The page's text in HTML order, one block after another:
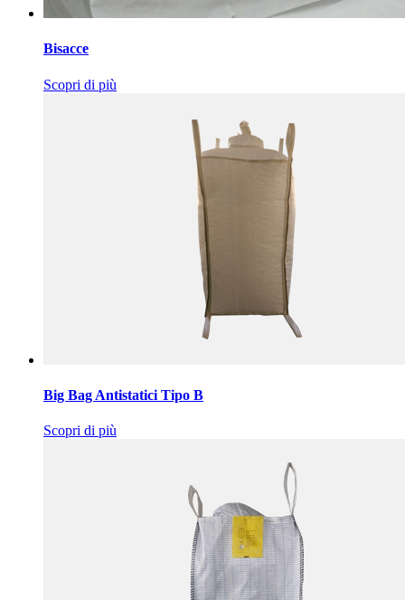
Bisacce
Scopri di più
Big Bag Antistatici Tipo B
Scopri di più